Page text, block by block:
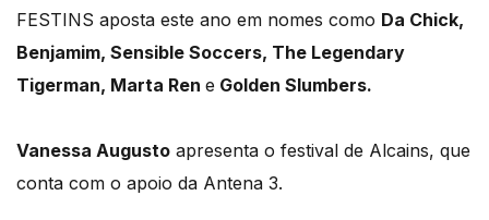
FESTINS aposta este ano em nomes como Da Chick,
Benjamim, Sensible Soccers, The Legendary
Tigerman, Marta Ren e Golden Slumbers.
Vanessa Augusto apresenta o festival de Alcains, que
conta com o apoio da Antena 3.